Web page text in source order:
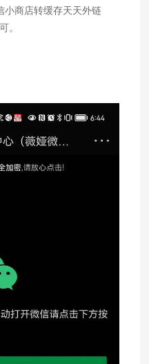
小商店转缓存天天外链
。